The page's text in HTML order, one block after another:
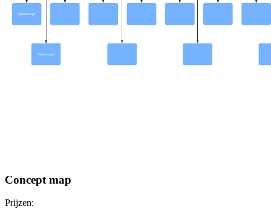
Concept map
Prijzen: